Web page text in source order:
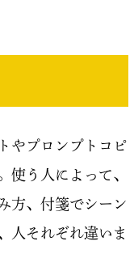
やプロンプトコピ
使う人によって、
方、付箋でシーン
人それぞれ違いま